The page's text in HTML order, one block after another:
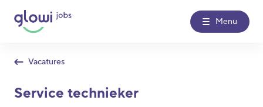
Menu
Vacatures
Service technieker